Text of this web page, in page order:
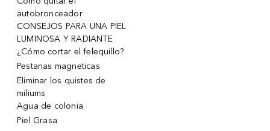
autobronceador
CONSEJOS PARA UNA PIEL
LUMINOSA Y RADIANTE
¿Cómo cortar el felequillo?
Pestanas magneticas
Eliminar los quistes de
miliums
Agua de colonia
Piel Grasa